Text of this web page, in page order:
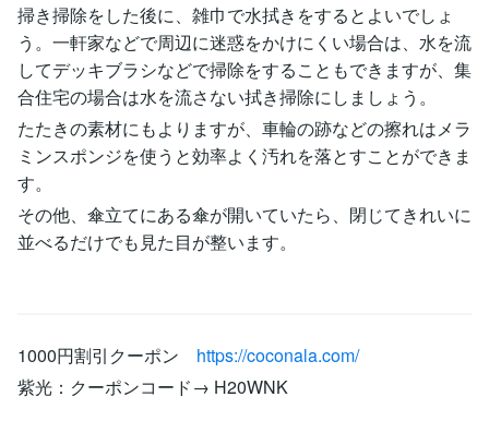
掃き掃除をした後に、雑巾で水拭きをするとよいでしょ
う。一軒家などで周辺に迷惑をかけにくい場合は、水を流
してデッキブラシなどで掃除をすることもできますが、集
合住宅の場合は水を流さない拭き掃除にしましょう。
たたきの素材にもよりますが、車輪の跡などの擦れはメラ
ミンスポンジを使うと効率よく汚れを落とすことができま
す。
その他、傘立てにある傘が開いていたら、閉じてきれいに
並べるだけでも見た目が整います。
1000円割引クーポン https://coconala.com/
紫光：クーポンコード→ H20WNK